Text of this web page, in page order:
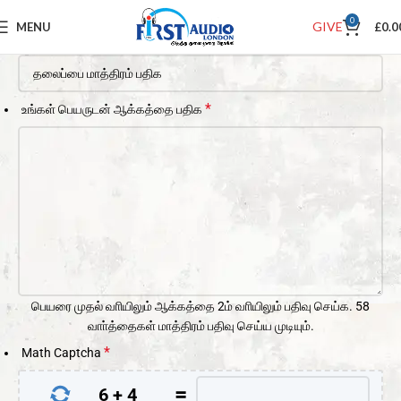
MENU GIVE 0 £
சுடா் OVP பதிவு
உங்கள் பெயருடன் ஆக்கத்தை பதிக *
பெயரை முதல் வாியிலும் ஆக்கத்தை 2ம் வாியிலும் பதிவு செய்க. 58
வாா்த்தைகள் மாத்திரம் பதிவு செய்ய முடியும்.
Math Captcha *
6 + 4 =